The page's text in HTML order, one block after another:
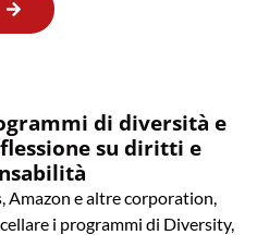
di diversità e
su diritti e
Amazon e altre corporation,
i programmi di Diversity,